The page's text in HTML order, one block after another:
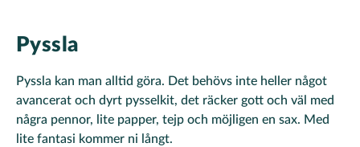
Pyssla
Pyssla kan man alltid göra. Det behövs inte heller något
avancerat och dyrt pysselkit, det räcker gott och väl med
några pennor, lite papper, tejp och möjligen en sax. Med
lite fantasi kommer ni långt.